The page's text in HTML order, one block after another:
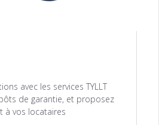
avec les services TYLLT
de garantie, et proposez
à vos locataires